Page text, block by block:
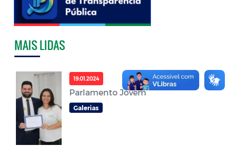
MAIS LIDAS
19.01.2024
Parlamento Jovem
Galerias